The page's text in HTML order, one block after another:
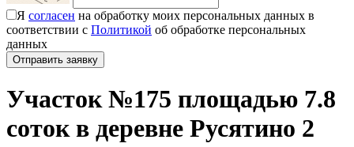
Я согласен на обработку моих персональных данных в
соответствии с Политикой об обработке персональных
данных
Участок №175 площадью 7.8
соток в деревне Русятино 2